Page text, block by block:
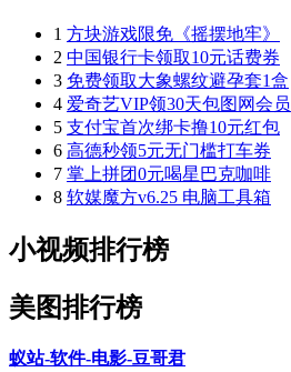
1 方块游戏限免《摇摆地牢》
2 中国银行卡领取10元话费券
3 免费领取大象螺纹避孕套1盒
4 爱奇艺VIP领30天包图网会员
5 支付宝首次绑卡撸10元红包
6 高德秒领5元无门槛打车券
7 掌上拼团0元喝星巴克咖啡
8 软媒魔方v6.25 电脑工具箱
小视频排行榜
美图排行榜
蚁站-软件-电影-豆哥君